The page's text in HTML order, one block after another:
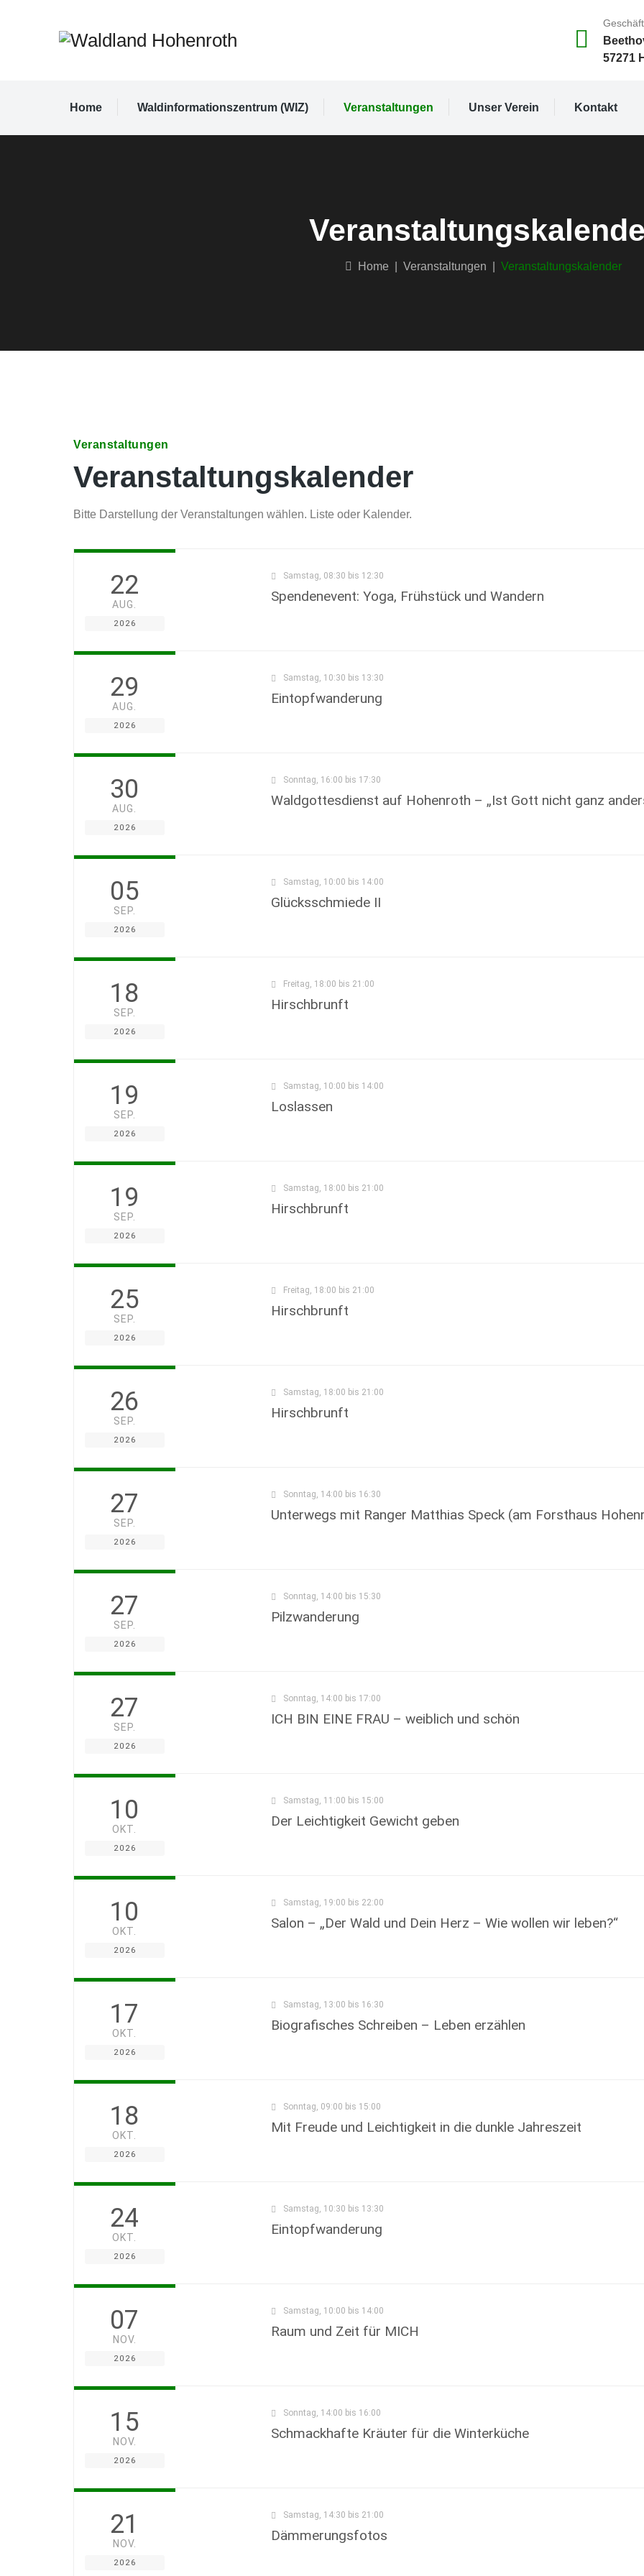
57271
Home Waldinformationszentrum (WIZ) Veranstaltungen Unser Verein Kontakt
Home Veranstaltungen Veranstaltungskalender
Veranstaltungen
Veranstaltungskalender
Bitte Darstellung der Veranstaltungen wählen. Liste oder Kalender.
22
AUG.
2026
Samstag, 08:30 bis 12:30
Spendenevent: Yoga, Frühstück und Wandern
29
AUG.
2026
Samstag, 10:30 bis 13:30
Eintopfwanderung
30
AUG.
2026
Sonntag, 16:00 bis 17:30
Waldgottesdienst auf Hohenroth – „Ist Gott nicht ganz
05
SEP.
2026
Samstag, 10:00 bis 14:00
Glücksschmiede II
18
SEP.
2026
Freitag, 18:00 bis 21:00
Hirschbrunft
19
SEP.
2026
Samstag, 10:00 bis 14:00
Loslassen
19
SEP.
2026
Samstag, 18:00 bis 21:00
Hirschbrunft
25
SEP.
2026
Freitag, 18:00 bis 21:00
Hirschbrunft
26
SEP.
2026
Samstag, 18:00 bis 21:00
Hirschbrunft
27
SEP.
2026
Sonntag, 14:00 bis 16:30
Unterwegs mit Ranger Matthias Speck (am Forsthaus
27
SEP.
2026
Sonntag, 14:00 bis 15:30
Pilzwanderung
27
SEP.
2026
Sonntag, 14:00 bis 17:00
ICH BIN EINE FRAU – weiblich und schön
10
OKT.
2026
Samstag, 11:00 bis 15:00
Der Leichtigkeit Gewicht geben
10
OKT.
2026
Samstag, 19:00 bis 22:00
Salon – „Der Wald und Dein Herz – Wie wollen wir leben?“
17
OKT.
2026
Samstag, 13:00 bis 16:30
Biografisches Schreiben – Leben erzählen
18
OKT.
2026
Sonntag, 09:00 bis 15:00
Mit Freude und Leichtigkeit in die dunkle Jahreszeit
24
OKT.
2026
Samstag, 10:30 bis 13:30
Eintopfwanderung
07
NOV.
2026
Samstag, 10:00 bis 14:00
Raum und Zeit für MICH
15
NOV.
2026
Sonntag, 14:00 bis 16:00
Schmackhafte Kräuter für die Winterküche
21
NOV.
2026
Samstag, 14:30 bis 21:00
Dämmerungsfotos